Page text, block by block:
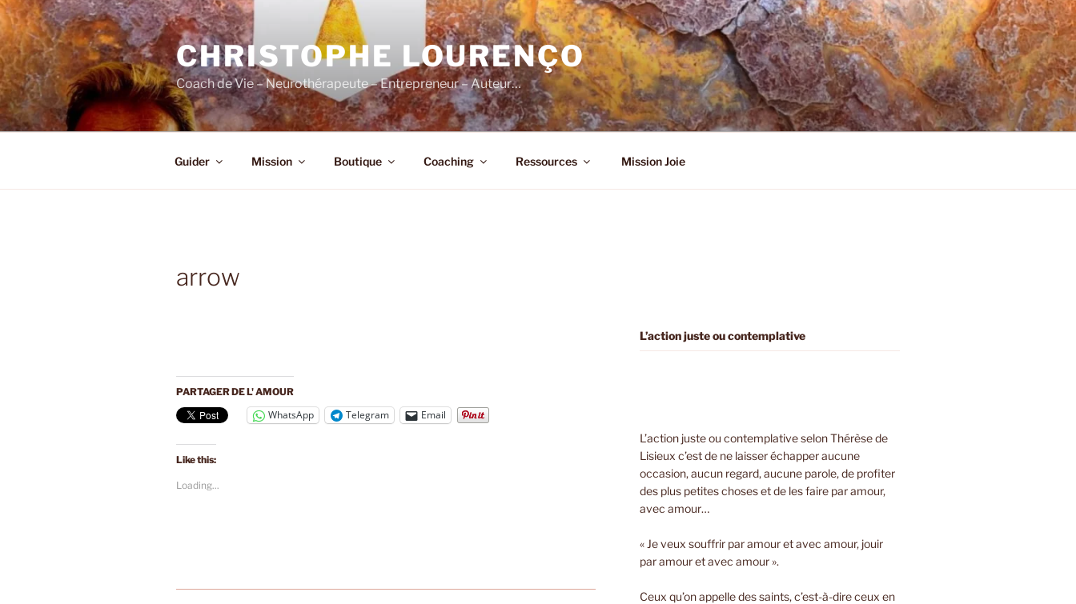
Skip
to
content
CHRISTOPHE LOURENÇO
Coach de Vie – Neurothérapeute – Entrepreneur – Auteur…
Guider Mission Boutique Coaching Ressources Mission Joie
arrow
PARTAGER DE L' AMOUR
WhatsApp Telegram Email
Like this:
Loading...
L’action juste ou contemplative
L’action juste ou contemplative selon Thérèse de
Lisieux c’est de ne laisser échapper aucune
occasion, aucun regard, aucune parole, de profiter
des plus petites choses et de les faire par amour,
avec amour…
« Je veux souffrir par amour et avec amour, jouir
par amour et avec amour ».
Ceux qu’on appelle des saints, c’est-à-dire ceux en